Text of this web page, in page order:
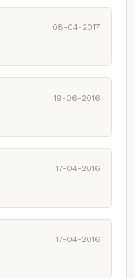
08-04-2017
19-06-2016
17-04-2016
17-04-2016